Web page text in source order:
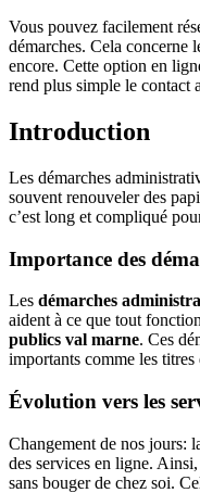
Vous pouvez facilement
démarches. Cela concerne
encore. Cette option en
rend plus simple le contact
Introduction
Les démarches
souvent renouveler des
c’est long et compliqué
Importance des
Les démarches
aident à ce que tout
publics val marne. Ces
importants comme les titres
Évolution vers les
Changement de nos jours:
des services en ligne.
sans bouger de chez soi.